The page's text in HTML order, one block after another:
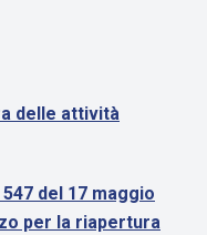
delle attività
del 17 maggio
per la riapertura